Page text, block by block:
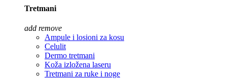
Tretmani
add remove
Ampule i losioni za kosu
Celulit
Dermo tretmani
Koža izložena laseru
Tretmani za ruke i noge